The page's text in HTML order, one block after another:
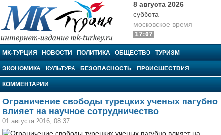
МК-Турция
8 августа 2026
суббота
московское время
17:07
МК-ТУРЦИЯ НОВОСТИ ПОЛИТИКА ОБЩЕСТВО ТУРИЗМ
ЭКОНОМИКА КУЛЬТУРА БЕЗОПАСНОСТЬ ПРОИСШЕСТВИЯ
КОММЕНТАРИИ
Ограничение свободы турецких ученых пагубно
влияет на научное сотрудничество
01 августа 2016, 08:37